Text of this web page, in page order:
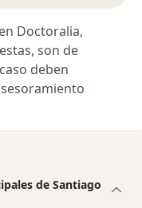
Doctoralia,
son de
deben
de Santiago